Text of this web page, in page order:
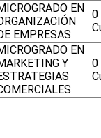
EN
EMPRESAS
0
EN
Y
0